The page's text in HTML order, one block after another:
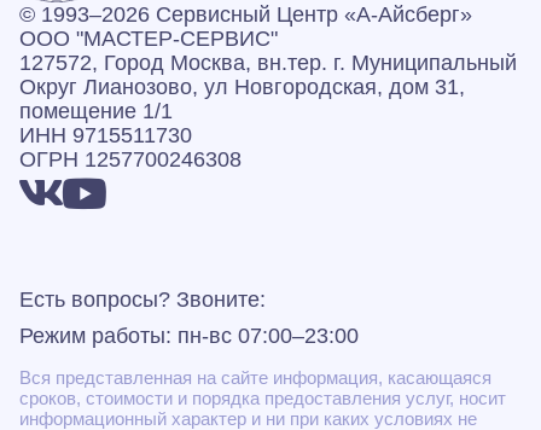
© 1993–2026 Сервисный Центр «А‑Айсберг»
ООО "МАСТЕР-СЕРВИС"
127572, Город Москва, вн.тер. г. Муниципальный
Округ Лианозово, ул Новгородская, дом 31,
помещение 1/1
ИНН 9715511730
ОГРН 1257700246308
Есть вопросы? Звоните:
Режим работы: пн-вс 07:00–23:00
Вся представленная на сайте информация, касающаяся
сроков, стоимости и порядка предоставления услуг, носит
информационный характер и ни при каких условиях не